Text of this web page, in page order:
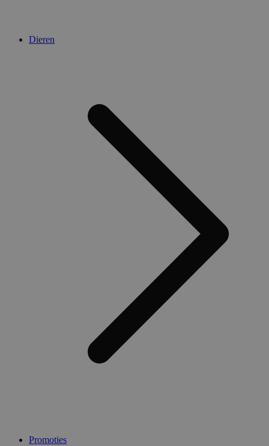
Dieren
Promoties